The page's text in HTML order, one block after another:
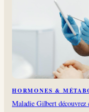
HORMONES &
Maladie Gilbert découvrez